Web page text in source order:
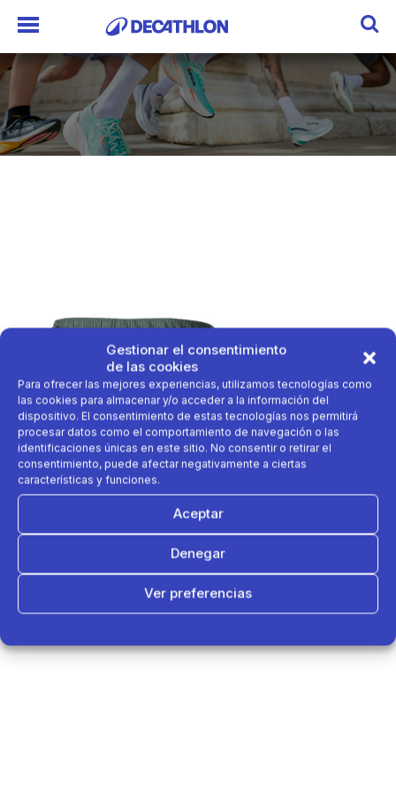
Gestionar el consentimiento
de las cookies
Para ofrecer las mejores experiencias, utilizamos tecnologías como
las cookies para almacenar y/o acceder a la información del
dispositivo. El consentimiento de estas tecnologías nos permitirá
procesar datos como el comportamiento de navegación o las
identificaciones únicas en este sitio. No consentir o retirar el
consentimiento, puede afectar negativamente a ciertas
características y funciones.
Aceptar
Denegar
Ver preferencias